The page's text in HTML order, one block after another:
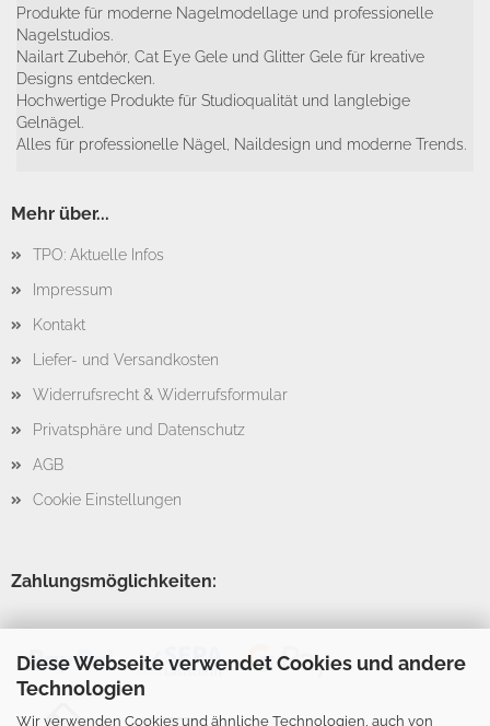
Diese Webseite verwendet Cookies und andere
Technologien
Wir verwenden Cookies und ähnliche Technologien, auch von
Produkte für moderne Nagelmodellage und professionelle
Nagelstudios.
Nailart Zubehör, Cat Eye Gele und Glitter Gele für kreative
Designs entdecken.
Hochwertige Produkte für Studioqualität und langlebige
Gelnägel.
Alles für professionelle Nägel, Naildesign und moderne Trends.
Mehr über...
TPO: Aktuelle Infos
Impressum
Kontakt
Liefer- und Versandkosten
Widerrufsrecht & Widerrufsformular
Privatsphäre und Datenschutz
AGB
Cookie Einstellungen
Zahlungsmöglichkeiten: